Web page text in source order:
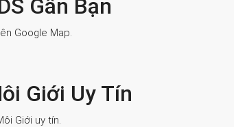
Gần Bạn
Google Map.
Giới Uy Tín
Giới uy tín.